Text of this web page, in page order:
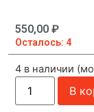
550,00 ₽
Осталось: 4
4 в наличии
В